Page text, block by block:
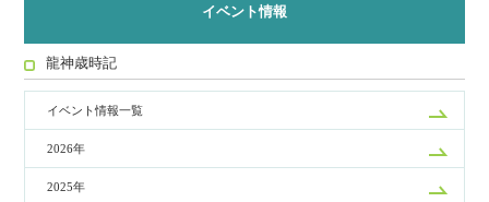
イベント情報
龍神歳時記
イベント情報一覧
2026年
2025年